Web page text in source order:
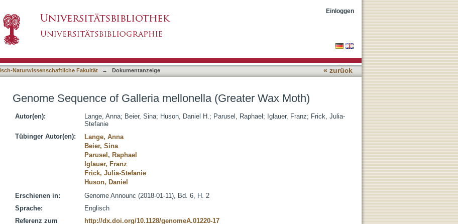
Einloggen
Naturwissenschaftliche Fakultät → Dokumentanzeige « zurück
Genome Sequence of Galleria mellonella (Greater Wax Moth)
Autor(en): Lange, Anna; Beier, Sina; Huson, Daniel H.; Parusel, Raphael ; Iglauer, Franz; Frick, Julia-
Stefanie
Tübinger Autor(en):
Lange, Anna
Beier, Sina
Parusel, Raphael
Iglauer, Franz
Frick, Julia-Stefanie
Huson, Daniel
Erschienen in:
Genome Announc (2018-01-11), Bd. 6, H. 2
Sprache:
Englisch
Referenz zum
http://dx.doi.org/10.1128/genomeA.01220-17